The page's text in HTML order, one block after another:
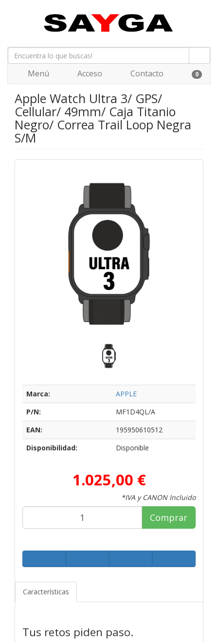
Menú Acceso Contacto 0
Apple Watch Ultra 3/ GPS/
Cellular/ 49mm/ Caja Titanio
Negro/ Correa Trail Loop Negra
S/M
Marca:
APPLE
P/N:
MF1D4QL/A
EAN:
195950610512
Disponibilidad:
Disponible
1.025,00 €
*IVA y CANON Incluido
Comprar
Características
Tus retos piden paso.